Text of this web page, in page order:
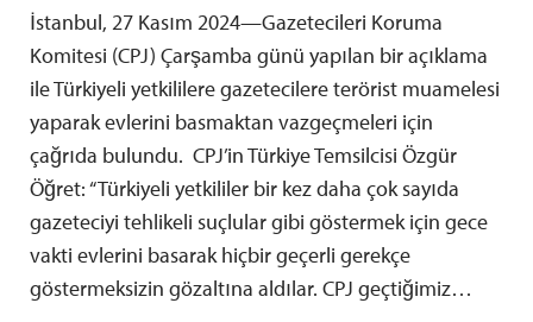
İstanbul, 27 Kasım 2024—Gazetecileri Koruma
Komitesi (CPJ) Çarşamba günü yapılan bir açıklama
ile Türkiyeli yetkililere gazetecilere terörist muamelesi
yaparak evlerini basmaktan vazgeçmeleri için
çağrıda bulundu. CPJ’in Türkiye Temsilcisi Özgür
Öğret: “Türkiyeli yetkililer bir kez daha çok sayıda
gazeteciyi tehlikeli suçlular gibi göstermek için gece
vakti evlerini basarak hiçbir geçerli gerekçe
göstermeksizin gözaltına aldılar. CPJ geçtiğimiz…